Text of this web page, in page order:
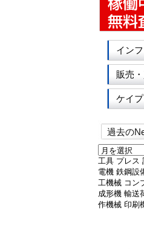
イン
販売
ケイ
過去の
過
去
の
News
工具 プレス
電機 鉄鋼設
工機械 コン
成形機 輸送
作機械 印刷